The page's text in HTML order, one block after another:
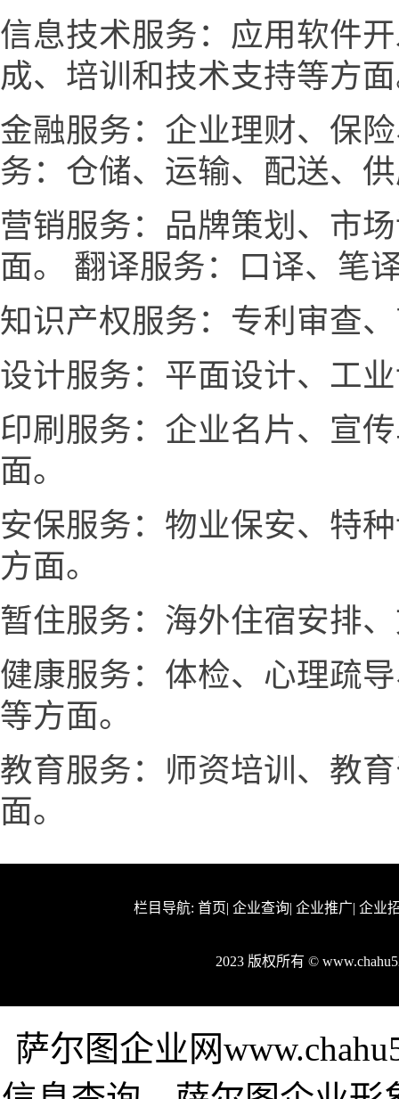
信息技术服务：应用软件
成、培训和技术支持等方
金融服务：企业理财、保
务：仓储、运输、配送、
营销服务：品牌策划、市
面。 翻译服务：口译、笔
知识产权服务：专利审查
设计服务：平面设计、工
印刷服务：企业名片、宣
面。
安保服务：物业保安、特
方面。
暂住服务：海外住宿安排
健康服务：体检、心理疏
等方面。
教育服务：师资培训、教
面。
栏目导航: 首页| 企业查询| 企业推广| 企业
2023 版权所有 ©
萨尔图企业网